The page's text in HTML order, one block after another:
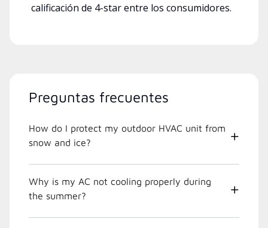
calificación de 4-star entre los consumidores.
Preguntas frecuentes
How do I protect my outdoor HVAC unit from
snow and ice?
Why is my AC not cooling properly during
the summer?